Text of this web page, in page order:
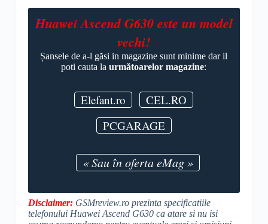
Huawei Ascend G630 este un model
vechi!
Șansele de a-l găsi in magazine sunt minime dar il
poti cauta laurmătoarelor magazine:
Elefant.ro
CEL.RO
PCGARAGE
« Sau în oferta eMag »
Disclaimer:GSMreview.ro prezinta specificatiile
telefonului Huawei Ascend G630 ca atare si nu isi